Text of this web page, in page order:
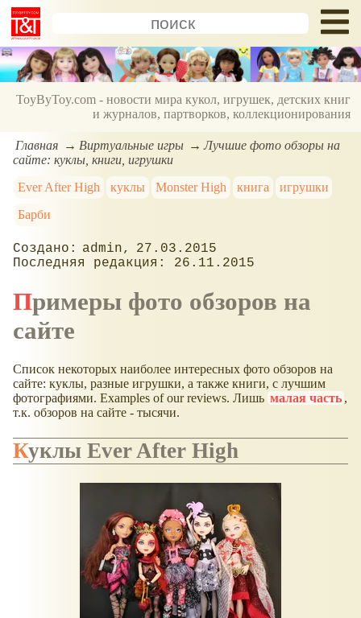
ToyByToy.com - новости мира кукол, игрушек, детских книг
и журналов, партворков, коллекционирования
Главная Виртуальные игры
Лучшие фото обзоры на
сайте: куклы, книги, игрушки
Ever After High
куклы Monster High книга
игрушки
Барби
admin
27.03.2015
26.11.2015
Примеры фото обзоров на
сайте
Список некоторых наиболее интересных фото обзоров на
сайте: куклы, разные игрушки, а также книги, с лучшим
фотографиями. Examples of our reviews. Лишь малая часть ,
т.к. обзоров на сайте - тысячи.
Куклы Ever After High